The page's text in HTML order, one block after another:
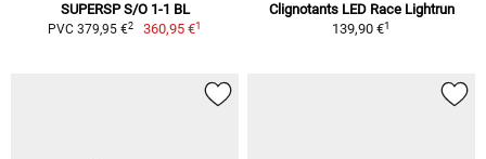
SUPERSP S/O 1-1 BL
PVC 379,95 €2 360,95 €1
Clignotants LED Race Lightrun
139,90 €1